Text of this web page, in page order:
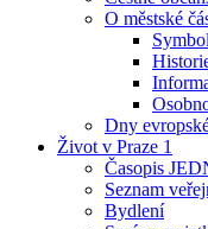
O městské
Dny
Život v Praze 1
Časopis
Seznam
Bydlení